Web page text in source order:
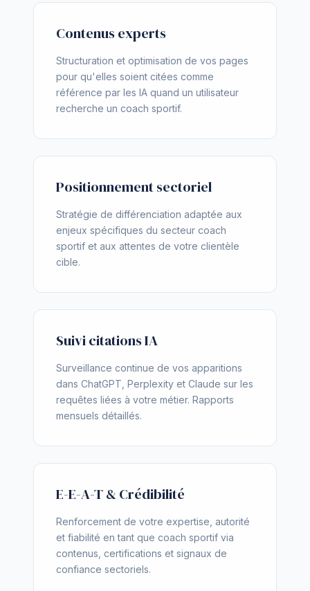
Contenus experts
Structuration et optimisation de vos pages
pour qu'elles soient citées comme
référence par les IA quand un utilisateur
recherche un coach sportif.
Positionnement sectoriel
Stratégie de différenciation adaptée aux
enjeux spécifiques du secteur coach
sportif et aux attentes de votre clientèle
cible.
Suivi citations IA
Surveillance continue de vos apparitions
dans ChatGPT, Perplexity et Claude sur les
requêtes liées à votre métier. Rapports
mensuels détaillés.
E-E-A-T & Crédibilité
Renforcement de votre expertise, autorité
et fiabilité en tant que coach sportif via
contenus, certifications et signaux de
confiance sectoriels.